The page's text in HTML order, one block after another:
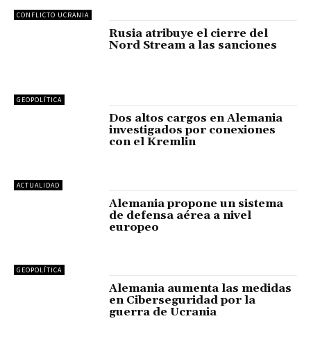
CONFLICTO UCRANIA
GEOPOLÍTICA
Rusia atribuye el cierre del
Nord Stream a las sanciones
ACTUALIDAD
Dos altos cargos en Alemania
investigados por conexiones
con el Kremlin
GEOPOLÍTICA
Alemania propone un sistema
de defensa aérea a nivel
europeo
Alemania aumenta las medidas
en Ciberseguridad por la
guerra de Ucrania